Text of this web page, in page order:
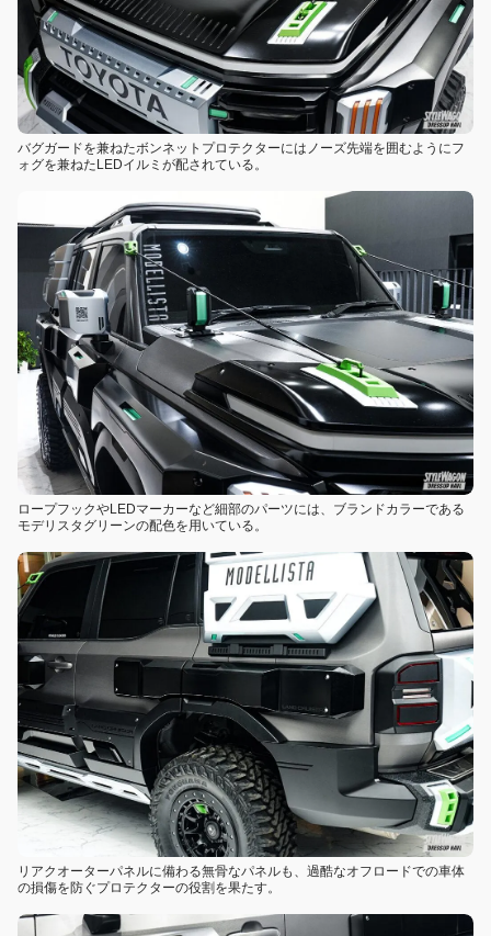
バグガードを兼ねたボンネットプロテクターにはノーズ先端を囲むようにフ
ォグを兼ねたLEDイルミが配されている。
ロープフックやLEDマーカーなど細部のパーツには、ブランドカラーである
モデリスタグリーンの配色を用いている。
リアクオーターパネルに備わる無骨なパネルも、過酷なオフロードでの車体
の損傷を防ぐプロテクターの役割を果たす。